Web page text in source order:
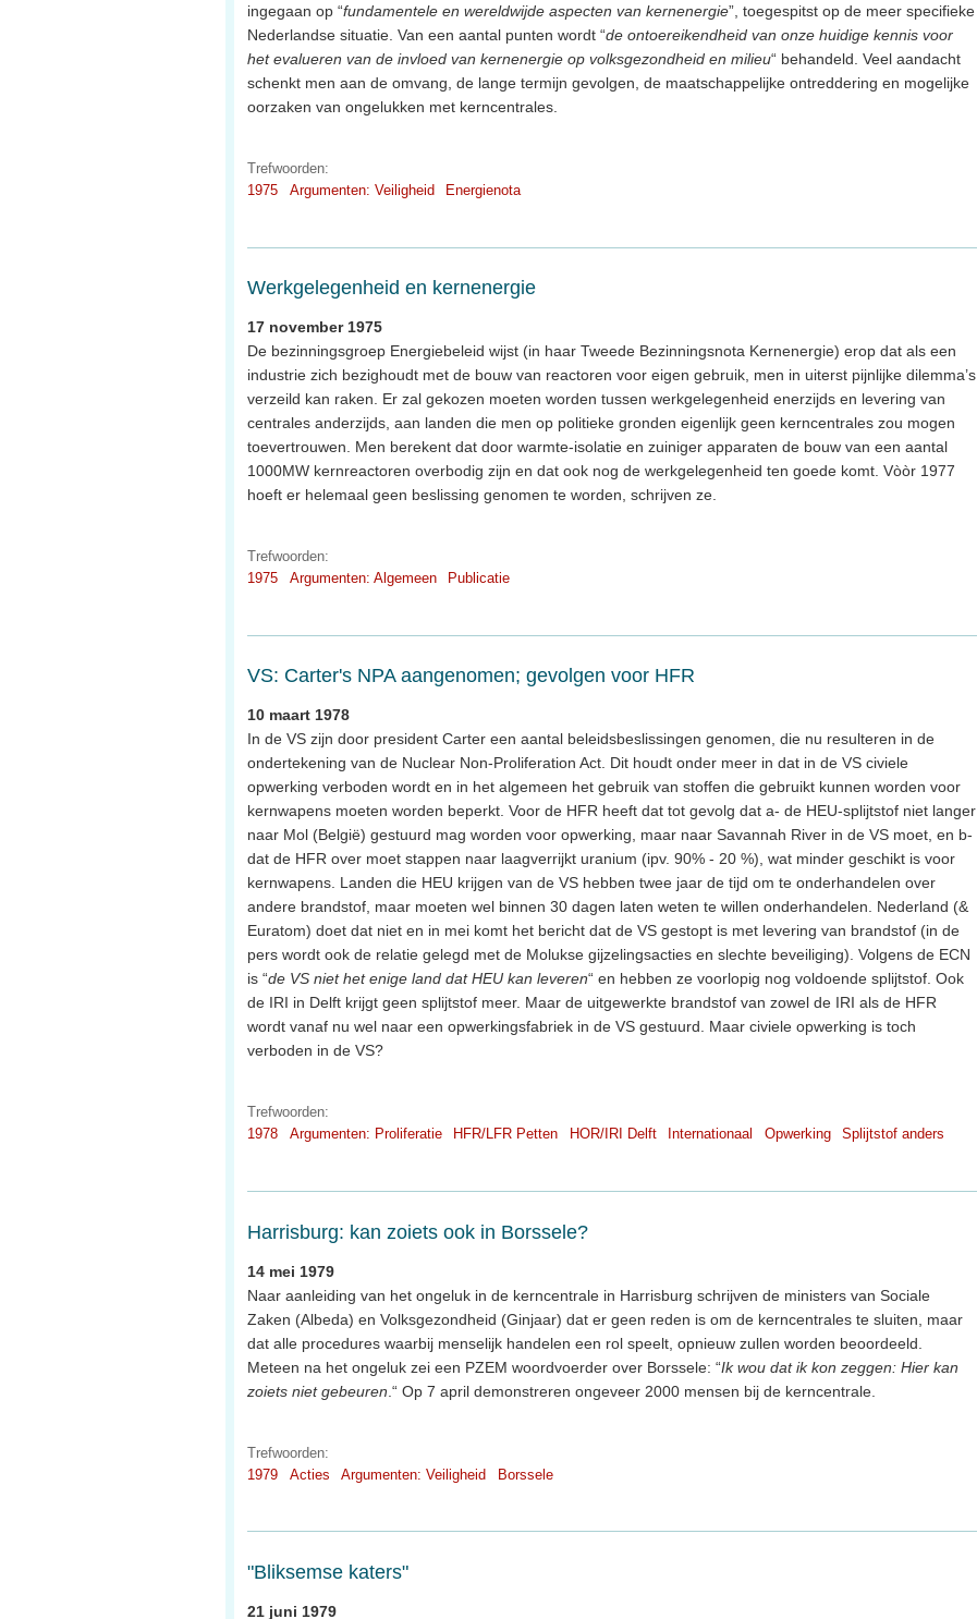
ingegaan op “fundamentele en wereldwijde aspecten van kernenergie”, toegespitst op de meer specifieke
Nederlandse situatie. Van een aantal punten wordt “de ontoereikendheid van onze huidige kennis voor
het evalueren van de invloed van kernenergie op volksgezondheid en milieu“ behandeld. Veel aandacht
schenkt men aan de omvang, de lange termijn gevolgen, de maatschappelijke ontreddering en mogelijke
oorzaken van ongelukken met kerncentrales.
Trefwoorden:
1975
Argumenten: Veiligheid Energienota
Werkgelegenheid en kernenergie
17 november 1975
De bezinningsgroep Energiebeleid wijst (in haar Tweede Bezinningsnota Kernenergie) erop dat als een
industrie zich bezighoudt met de bouw van reactoren voor eigen gebruik, men in uiterst pijnlijke dilemma’s
verzeild kan raken. Er zal gekozen moeten worden tussen werkgelegenheid enerzijds en levering van
centrales anderzijds, aan landen die men op politieke gronden eigenlijk geen kerncentrales zou mogen
toevertrouwen. Men berekent dat door warmte-isolatie en zuiniger apparaten de bouw van een aantal
1000MW kernreactoren overbodig zijn en dat ook nog de werkgelegenheid ten goede komt. Vòòr 1977
hoeft er helemaal geen beslissing genomen te worden, schrijven ze.
Trefwoorden:
1975
Argumenten: Algemeen Publicatie
VS: Carter's NPA aangenomen; gevolgen voor HFR
10 maart 1978
In de VS zijn door president Carter een aantal beleidsbeslissingen genomen, die nu resulteren in de
ondertekening van de Nuclear Non-Proliferation Act. Dit houdt onder meer in dat in de VS civiele
opwerking verboden wordt en in het algemeen het gebruik van stoffen die gebruikt kunnen worden voor
kernwapens moeten worden beperkt. Voor de HFR heeft dat tot gevolg dat a- de HEU-splijtstof niet langer
naar Mol (België) gestuurd mag worden voor opwerking, maar naar Savannah River in de VS moet, en b-
dat de HFR over moet stappen naar laagverrijkt uranium (ipv. 90% - 20 %), wat minder geschikt is voor
kernwapens. Landen die HEU krijgen van de VS hebben twee jaar de tijd om te onderhandelen over
andere brandstof, maar moeten wel binnen 30 dagen laten weten te willen onderhandelen. Nederland (&
Euratom) doet dat niet en in mei komt het bericht dat de VS gestopt is met levering van brandstof (in de
pers wordt ook de relatie gelegd met de Molukse gijzelingsacties en slechte beveiliging). Volgens de ECN
is “de VS niet het enige land dat HEU kan leveren“ en hebben ze voorlopig nog voldoende splijtstof. Ook
de IRI in Delft krijgt geen splijtstof meer. Maar de uitgewerkte brandstof van zowel de IRI als de HFR
wordt vanaf nu wel naar een opwerkingsfabriek in de VS gestuurd. Maar civiele opwerking is toch
verboden in de VS?
Trefwoorden:
1978
Argumenten: Proliferatie HFR/LFR Petten HOR/IRI Delft Internationaal Opwerking Splijtstof anders
Harrisburg: kan zoiets ook in Borssele?
14 mei 1979
Naar aanleiding van het ongeluk in de kerncentrale in Harrisburg schrijven de ministers van Sociale
Zaken (Albeda) en Volksgezondheid (Ginjaar) dat er geen reden is om de kerncentrales te sluiten, maar
dat alle procedures waarbij menselijk handelen een rol speelt, opnieuw zullen worden beoordeeld.
Meteen na het ongeluk zei een PZEM woordvoerder over Borssele: “Ik wou dat ik kon zeggen: Hier kan
zoiets niet gebeuren .“ Op 7 april demonstreren ongeveer 2000 mensen bij de kerncentrale.
Trefwoorden:
1979
Acties Argumenten: Veiligheid Borssele
"Bliksemse katers"
21 juni 1979